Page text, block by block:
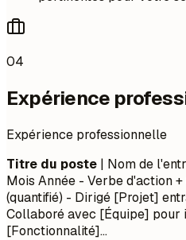
04
Expérience
Expérience professionnelle
Titre du poste | Nom de
Mois Année - Verbe d'action
(quantifié) - Dirigé [Projet]
Collaboré avec [Équipe] pour
[Fonctionnalité]...